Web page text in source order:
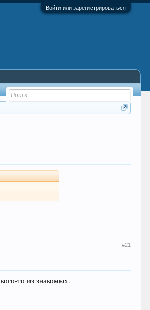
Войти или зарегистрироваться
#21
то из знакомых.